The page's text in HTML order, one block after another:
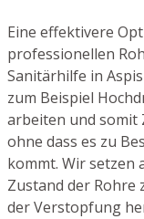
Eine effektivere
professionellen
Sanitärhilfe in
zum Beispiel
arbeiten und somit
ohne dass es zu
kommt. Wir setzen
Zustand der Rohre
der Verstopfung